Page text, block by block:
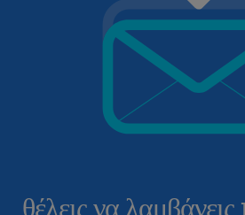
θέλεις να